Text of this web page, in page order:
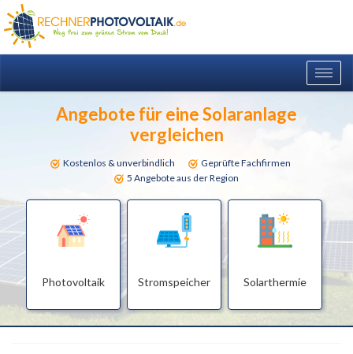
Angebote für eine Solaranlage
vergleichen
Kostenlos & unverbindlich
Geprüfte Fachfirmen
5 Angebote aus der Region
Photovoltaik Stromspeicher Solarthermie